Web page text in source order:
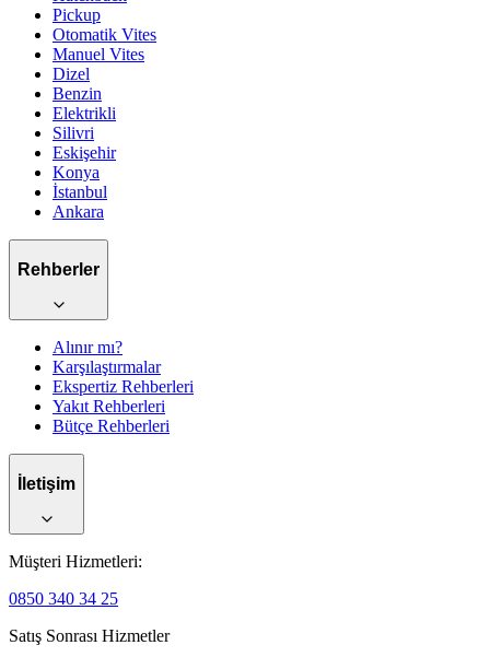
Pickup
Otomatik Vites
Manuel Vites
Dizel
Benzin
Elektrikli
Silivri
Eskişehir
Konya
İstanbul
Ankara
Rehberler
Alınır mı?
Karşılaştırmalar
Ekspertiz Rehberleri
Yakıt Rehberleri
Bütçe Rehberleri
İletişim
Müşteri Hizmetleri:
0850 340 34 25
Satış Sonrası Hizmetler